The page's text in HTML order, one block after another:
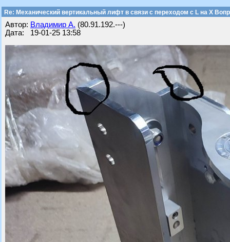
Re: Механический вертикальный лифт в связи с переходом с L на Х
Автор: Владимир А. (80.91.192.---)
Дата: 19-01-25 13:58